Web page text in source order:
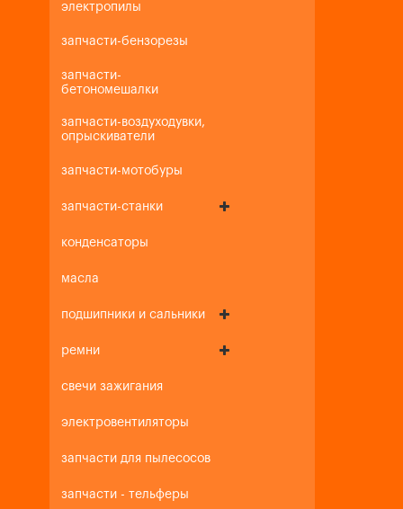
электропилы
запчасти-бензорезы
запчасти-
бетономешалки
запчасти-воздуходувки,
опрыскиватели
запчасти-мотобуры
запчасти-станки
конденсаторы
масла
подшипники и сальники
ремни
свечи зажигания
электровентиляторы
запчасти для пылесосов
запчасти - тельферы